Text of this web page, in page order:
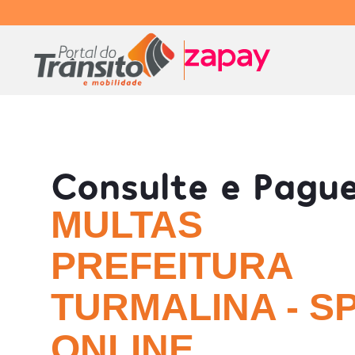
Consulte e
MULTAS
PREFEITURA
TURMALINA -